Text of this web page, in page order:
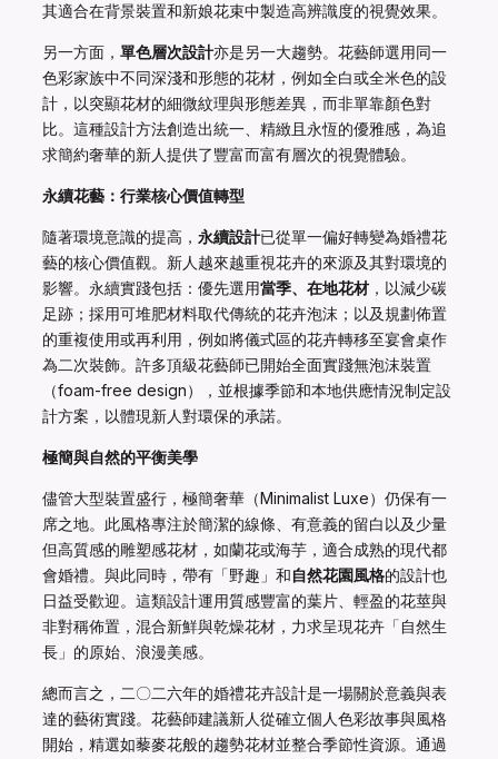
其適合在背景裝置和新娘花束中製造高辨識度的視覺效果。
另一方面， 單色層次設計亦是另一大趨勢。花藝師選用同一
色彩家族中不同深淺和形態的花材，例如全白或全米色的設
計，以突顯花材的細微紋理與形態差異，而非單靠顏色對
比。這種設計方法創造出統一、精緻且永恆的優雅感，為追
求簡約奢華的新人提供了豐富而富有層次的視覺體驗。
永續花藝：行業核心價值轉型
隨著環境意識的提高， 永續設計已從單一偏好轉變為婚禮花
藝的核心價值觀。新人越來越重視花卉的來源及其對環境的
影響。永續實踐包括：優先選用當季、在地花材 ，以減少碳
足跡；採用可堆肥材料取代傳統的花卉泡沫；以及規劃佈置
的重複使用或再利用，例如將儀式區的花卉轉移至宴會桌作
為二次裝飾。許多頂級花藝師已開始全面實踐無泡沫裝置
（foam-free design），並根據季節和本地供應情況制定設
計方案，以體現新人對環保的承諾。
極簡與自然的平衡美學
儘管大型裝置盛行，極簡奢華（Minimalist Luxe）仍保有一
席之地。此風格專注於簡潔的線條、有意義的留白以及少量
但高質感的雕塑感花材，如蘭花或海芋，適合成熟的現代都
會婚禮。與此同時，帶有「野趣」和自然花園風格的設計也
日益受歡迎。這類設計運用質感豐富的葉片、輕盈的花莖與
非對稱佈置，混合新鮮與乾燥花材，力求呈現花卉「自然生
長」的原始、浪漫美感。
總而言之，二〇二六年的婚禮花卉設計是一場關於意義與表
達的藝術實踐。花藝師建議新人從確立個人色彩故事與風格
開始，精選如藜麥花般的趨勢花材並整合季節性資源。通過